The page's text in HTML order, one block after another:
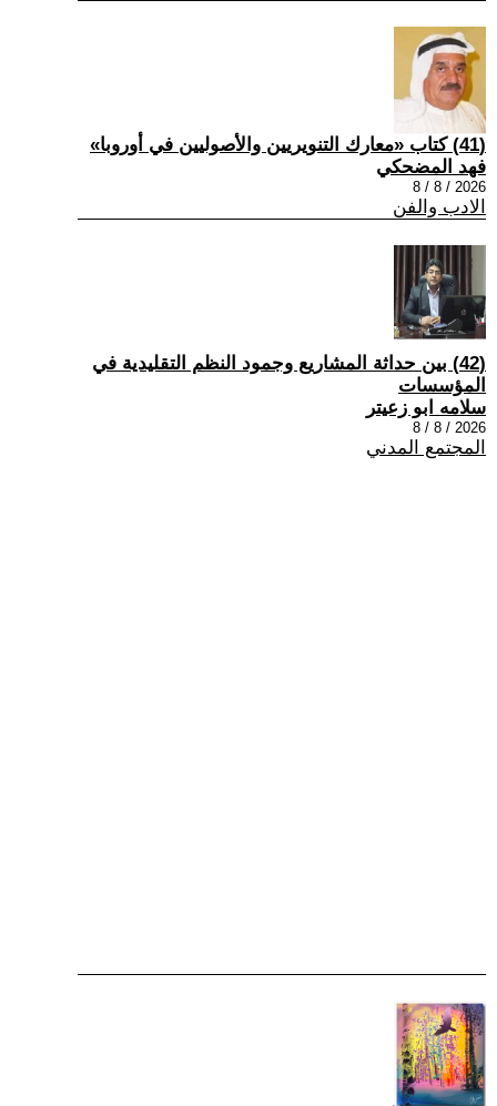
(41) كتاب «معارك التنويريين والأصوليين في أوروبا»
فهد المضحكي
2026 / 8 / 8
الادب والفن
(42) بين حداثة المشاريع وجمود النظم التقليدية في
المؤسسات
سلامه ابو زعيتر
2026 / 8 / 8
المجتمع المدني